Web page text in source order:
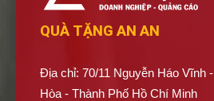
QUÀ TẶNG AN AN
Địa chỉ: 70/11 Nguyễn Háo Vĩnh
Hòa - Thành Phố Hồ Chí Minh